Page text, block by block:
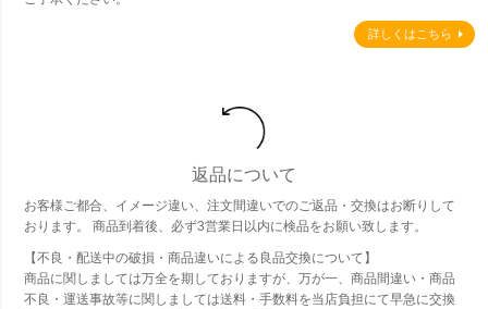
詳しくはこちら
返品について
お客様ご都合、イメージ違い、注文間違いでのご返品・交換はお断りして
おります。 商品到着後、必ず3営業日以内に検品をお願い致します。
【不良・配送中の破損・商品違いによる良品交換について】
商品に関しましては万全を期しておりますが、万が一、商品間違い・商品
不良・運送事故等に関しましては送料・手数料を当店負担にて早急に交換